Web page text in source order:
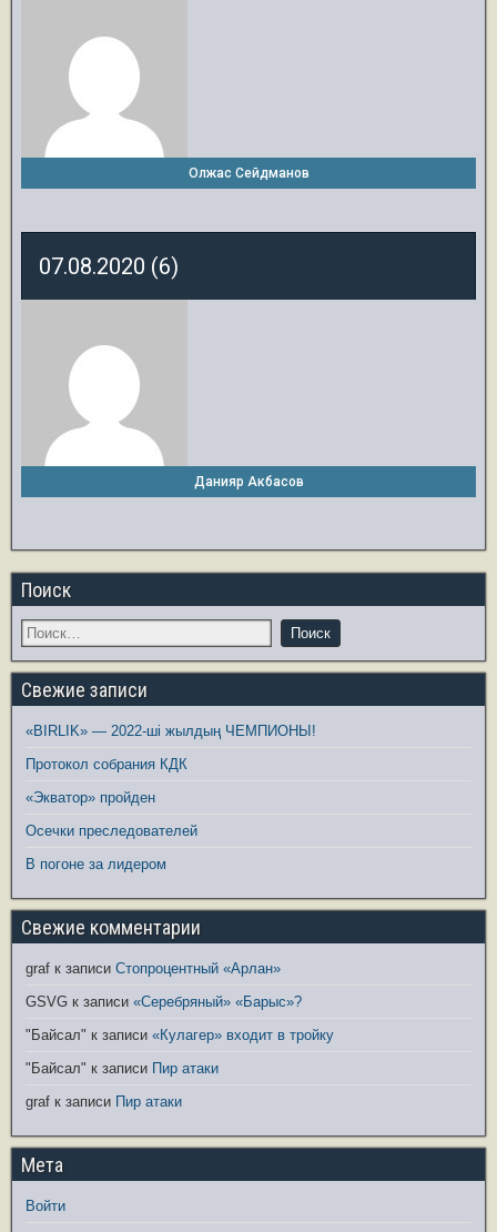
Олжас Сейдманов
07.08.2020 (6)
Данияр Акбасов
Поиск
Свежие записи
«BIRLIK» — 2022-ші жылдың ЧЕМПИОНЫ!
Протокол собрания КДК
«Экватор» пройден
Осечки преследователей
В погоне за лидером
Свежие комментарии
graf к записи Стопроцентный «Арлан»
GSVG к записи «Серебряный» «Барыс»?
"Байсал" к записи «Кулагер» входит в тройку
"Байсал" к записи Пир атаки
graf к записи Пир атаки
Мета
Войти